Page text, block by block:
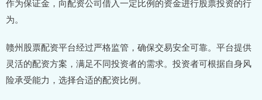
作为保证金，向配资公司借入一定比例的资金进行股票投资的行
为。
赣州股票配资平台经过严格监管，确保交易安全可靠。平台提供
灵活的配资方案，满足不同投资者的需求。投资者可根据自身风
险承受能力，选择合适的配资比例。